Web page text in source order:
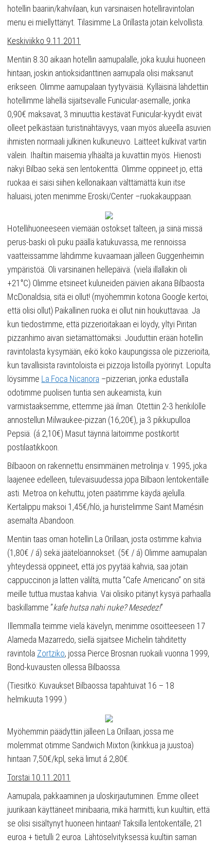
hotellin baariin/kahvilaan, kun varsinaisen hotelliravintolan
menu ei miellyttänyt. Tilasimme La Orillasta jotain kelvollista.
Keskiviikko 9.11.2011
Mentiin 8.30 aikaan hotellin aamupalalle, joka kuului huoneen
hintaan, joskin antioksidanttinen aamupala olisi maksanut
erikseen. Olimme aamupalaan tyytyväisiä. Kylläisinä lähdettiin
hotellimme lähellä sijaitsevalle Funicular-asemalle, jonka
0,90€ maksavat, 3 minuuttia kestävät Funicular-kyydit eivät
olleet pelkästään turistinähtävyys, vaan myös alueella asuvien
ihmisten normaali julkinen kulkuneuvo. Laitteet kulkivat vartin
välein. Ihailtiin maisemia ylhäältä ja kuvattiin myös. Hienosti
näkyi Bilbao sekä sen lentokenttä. Olimme oppineet jo, että
ruokaa ei saisi siihen kellonaikaan välttämättä kuin itse
haluaisi, joten menimme Eroski/Center –ruokakauppaan.
Hotellihuoneeseen viemään ostokset talteen, ja siinä missä
perus-baski oli puku päällä katukuvassa, me rennoissa
vaatteissamme lähdimme kuvaamaan jälleen Guggenheimin
ympäristöä. Oli varsinainen hellepäivä. (vielä illallakin oli
+21°C) Olimme etsineet kuluneiden päivien aikana Bilbaosta
McDonaldsia, sitä ei ollut! (myöhemmin kotona Google kertoi,
että olisi ollut) Paikallinen ruoka ei ollut niin houkuttavaa. Ja
kun tiedostimme, että pizzerioitakaan ei löydy, yltyi Piritan
pizzanhimo aivan sietämättömäksi. Jouduttiin erään hotellin
ravintolasta kysymään, eikö koko kaupungissa ole pizzerioita,
kun tavallisista ravintoloista ei pizzoja listoilla pyörinyt. Lopulta
löysimme La Foca Nicanora –pizzerian, jonka edustalla
odotimme puolisen tuntia sen aukeamista, kuin
varmistaaksemme, ettemme jää ilman. Otettiin 2-3 henkilölle
annostellun Milwaukee-pizzan (16,20€), ja 3 pikkupulloa
Pepsiä. (á 2,10€) Masut täynnä laitoimme postikortit
postilaatikkoon.
Bilbaoon on rakennettu ensimmäinen metrolinja v. 1995, joka
laajenee edelleen, tulevaisuudessa jopa Bilbaon lentokentälle
asti. Metroa on kehuttu, joten päätimme käydä ajelulla.
Kertalippu maksoi 1,45€/hlö, ja huristelimme Saint Mamésin
asemalta Abandoon.
Mentiin taas oman hotellin La Orillaan, josta ostimme kahvia
(1,80€ / á) sekä jäätelöannokset. (5€ / á) Olimme aamupalan
yhteydessä oppineet, että jos pyytää kahvia, saa jotain
cappuccinon ja latten väliltä, mutta ”Cafe Americano” on sitä
meille tuttua mustaa kahvia. Vai olisiko pitänyt kysyä parhaalla
baskillamme ”kafe hutsa nahi nuke? Mesedez!”
Illemmalla teimme vielä kävelyn, menimme osoitteeseen 17
Alameda Mazarredo, siellä sijaitsee Michelin tähditetty
ravintola Zortziko, jossa Pierce Brosnan ruokaili vuonna 1999,
Bond-kuvausten ollessa Bilbaossa.
(Tiesitkö: Kuvaukset Bilbaossa tapahtuivat 16 – 18
helmikuuta 1999.)
Myöhemmin päädyttiin jälleen La Orillaan, jossa me
molemmat otimme Sandwich Mixton (kinkkua ja juustoa)
hintaan 7,50€/kpl, sekä limut á 2,80€.
Torstai 10.11.2011
Aamupala, pakkaaminen ja uloskirjautuminen. Emme olleet
juurikaan käyttäneet minibaaria, mikä harmitti, kun kuultiin, että
se olisi sisältynyt huoneen hintaan! Taksilla lentokentälle, 21
euroa + tietulli 2 euroa. Lähtöselvityksessä kuultiin saman